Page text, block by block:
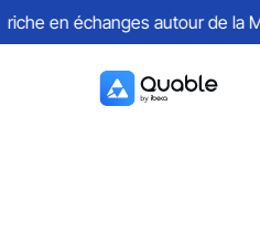
en échanges autour de la